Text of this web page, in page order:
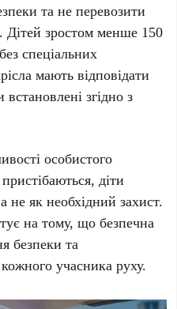
та не перевозити
Дітей зростом менше 150
спеціальних
мають відповідати
встановлені згідно з
особистого
діти
як необхідний захист.
на тому, що безпечна
безпеки та
учасника руху.